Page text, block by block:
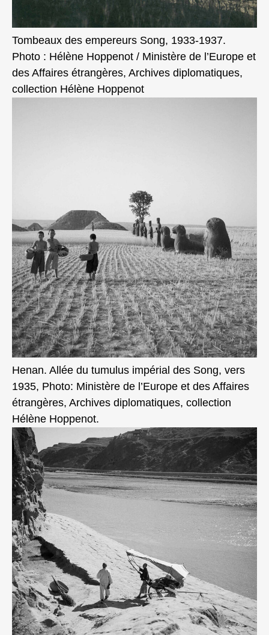
Tombeaux des empereurs Song, 1933-1937.
Photo : Hélène Hoppenot / Ministère de l’Europe et
des Affaires étrangères, Archives diplomatiques,
collection Hélène Hoppenot
Henan. Allée du tumulus impérial des Song, vers
1935, Photo: Ministère de l’Europe et des Affaires
étrangères, Archives diplomatiques, collection
Hélène Hoppenot.